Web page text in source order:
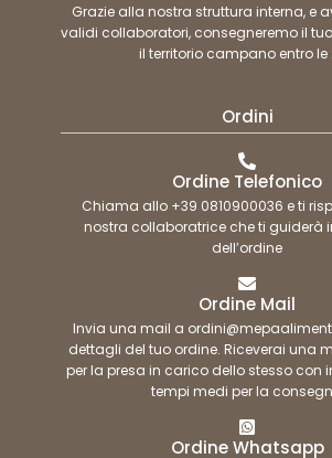
Grazie alla nostra struttura interna, e
validi collaboratori, consegneremo il
il territorio campano entro le
Ordini
Ordine Telefonico
Chiama allo +39 0810900036 e ti
nostra collaboratrice che ti guiderà
dell’ordine
Ordine Mail
Invia una mail a
dettagli del tuo ordine. Riceverai una
per la presa in carico dello stesso con
tempi medi per la
Ordine Whatsapp